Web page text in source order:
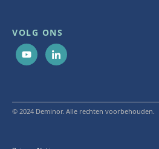
VOLG ONS
© 2024 Deminor. Alle rechten voorbehouden.